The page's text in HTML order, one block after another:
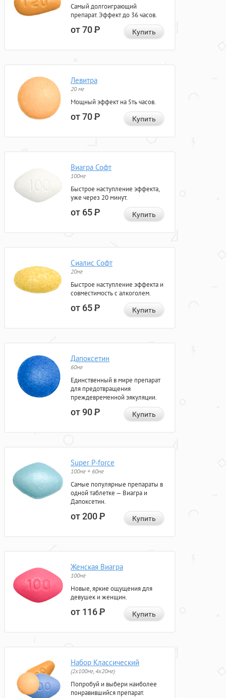
Самый долгоиграющий
препарат. Эффект до 36 часов.
от 70Р Купить
Левитра
20 мг
Мощный эффект на 5ть часов.
от 70Р Купить
Виагра Софт
100мг
Быстрое наступление эффекта,
уже через 20 минут.
от 65Р Купить
Сиалис Софт
20мг
Быстрое наступление эффекта и
совместимость с алкоголем.
от 65Р Купить
Дапоксетин
60мг
Единственный в мире препарат
для предотвращения
преждевременной эякуляции.
от 90Р Купить
Super P-force
100мг + 60мг
Самые популярные препараты в
одной таблетке — Виагра и
Дапоксетин.
от 200Р Купить
Женская Виагра
100мг
Новые, яркие ощущения для
девушек и женщин.
от 116Р Купить
Набор Классический
(2x100мг, 4x20мг)
Попробуй и выбери наиболее
понравившийся препарат.